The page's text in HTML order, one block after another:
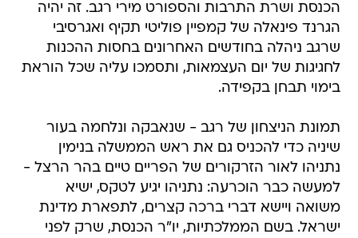
הכנסת ושרת התרבות והספורט מירי רגב. זה יהיה
הגרנד פינאלה של קמפיין פוליטי תקיף ואגרסיבי
שרגב ניהלה בחודשים האחרונים בחסות ההכנות
לחגיגות של יום העצמאות, ותסמכו עליה שכל הוראת
בימוי תבחן בקפידה.
תמונת הניצחון של רגב - שנאבקה ונלחמה בעור
שיניה כדי להכניס גם את ראש הממשלה בנימין
נתניהו לאור הזרקורים של הפריים טיים בהר הרצל -
למעשה כבר הוכרעה: נתניהו יגיע לטקס, ישיא
משואה ויישא דברי ברכה קצרים, לתפארת מדינת
ישראל. בשם הממלכתיות, יו"ר הכנסת, שרק לפני